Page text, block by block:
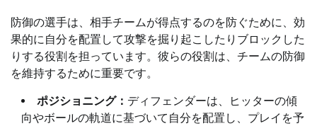
防御の選手は、相手チームが得点するのを防ぐために、効
果的に自分を配置して攻撃を掘り起こしたりブロックした
りする役割を担っています。彼らの役割は、チームの防御
を維持するために重要です。
ポジショニング： ディフェンダーは、ヒッターの傾
向やボールの軌道に基づいて自分を配置し、プレイを予